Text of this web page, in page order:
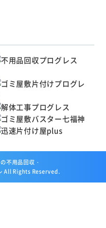
不用品回収・
All Rights Reserved.